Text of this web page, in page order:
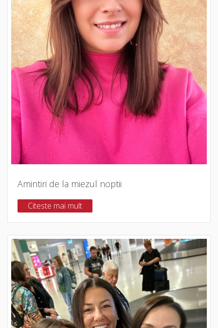
Amintiri de la miezul noptii
Citeste mai mult